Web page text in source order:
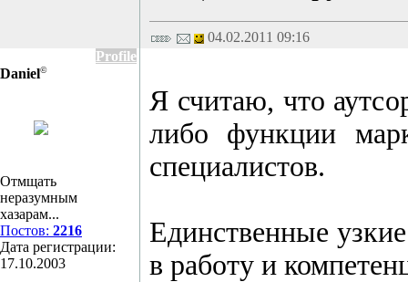
04.02.2011 09:16
Profile
Daniel©
Отмщать
неразумным
хазарам...
Постов: 2216
Дата регистрации:
17.10.2003
Я считаю, что
либо функции
специалистов.
Единственные
в работу и